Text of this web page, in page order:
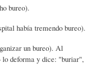
bureo).
había tremendo bureo).
un bureo). Al
deforma y dice: "buriar",